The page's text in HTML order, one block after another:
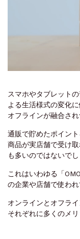
スマホやタブレット
よる生活様式の変化
オフラインが融合され
通販で貯めたポイン
商品が実店舗で受け
も多いのではないでし
これはいわゆる「
の企業や店舗で使われ
オンラインとオフラ
それぞれに多くのメ